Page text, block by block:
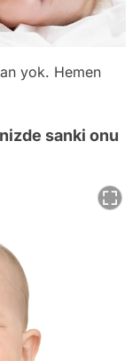
yok. Hemen
sanki onu